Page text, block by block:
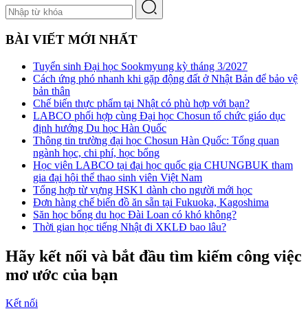
BÀI VIẾT MỚI NHẤT
Tuyển sinh Đại học Sookmyung kỳ tháng 3/2027
Cách ứng phó nhanh khi gặp động đất ở Nhật Bản để bảo vệ
bản thân
Chế biến thực phẩm tại Nhật có phù hợp với bạn?
LABCO phối hợp cùng Đại học Chosun tổ chức giáo dục
định hướng Du học Hàn Quốc
Thông tin trường đại học Chosun Hàn Quốc: Tổng quan
ngành học, chi phí, học bổng
Học viên LABCO tại đại học quốc gia CHUNGBUK tham
gia đại hội thể thao sinh viên Việt Nam
Tổng hợp từ vựng HSK1 dành cho người mới học
Đơn hàng chế biến đồ ăn sẵn tại Fukuoka, Kagoshima
Săn học bổng du học Đài Loan có khó không?
Thời gian học tiếng Nhật đi XKLĐ bao lâu?
Hãy kết nối và bắt đầu tìm kiếm công việc
mơ ước của bạn
Kết nối